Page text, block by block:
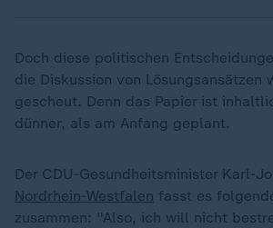
Doch diese politischen
die Diskussion von Lösungsansätzen
gescheut. Denn das Papier ist
dünner, als am Anfang geplant.
Der CDU-Gesundheitsminister Karl-
Nordrhein-Westfalen fasst es
zusammen: "Also, ich will nicht